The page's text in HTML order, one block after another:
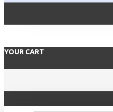
YOUR CART